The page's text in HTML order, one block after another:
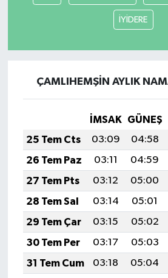
İYİDERE
ÇAMLIHEMŞİN AYLIK
İMSAK GÜNEŞ
25 Tem Cts
03:09 04:58
26 Tem Paz
03:11 04:59
27 Tem Pts
03:12 05:00
28 Tem Sal
03:14 05:01
29 Tem Çar
03:15 05:02
30 Tem Per
03:17 05:03
31 Tem Cum
03:18 05:04
AboneHaber Özel